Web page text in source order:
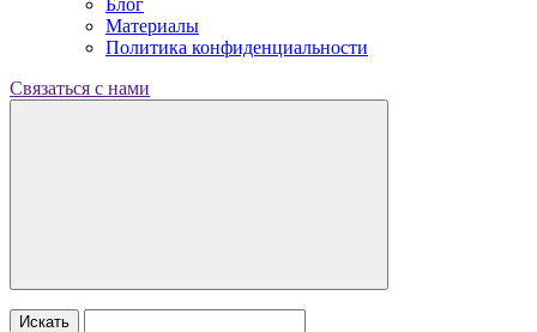
Блог
Материалы
Политика конфиденциальности
Связаться с нами
Искать